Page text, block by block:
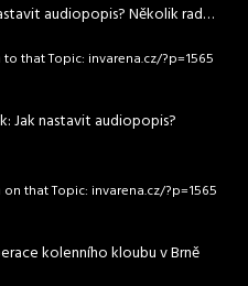
audiopopis? Několik rad…
that Topic: invarena.cz/?p=1565
:Jak nastavit audiopopis?
that Topic: invarena.cz/?p=1565
kolenního kloubu v Brně